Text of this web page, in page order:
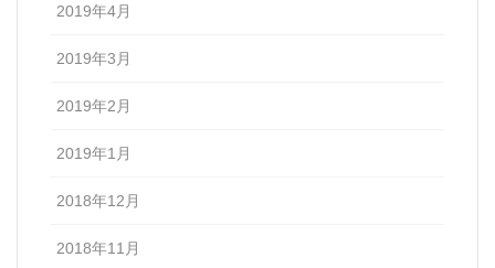
2019年4月
2019年3月
2019年2月
2019年1月
2018年12月
2018年11月